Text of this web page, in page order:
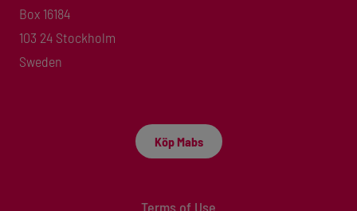
Box 16184
103 24 Stockholm
Sweden
Köp Mabs
Terms of Use